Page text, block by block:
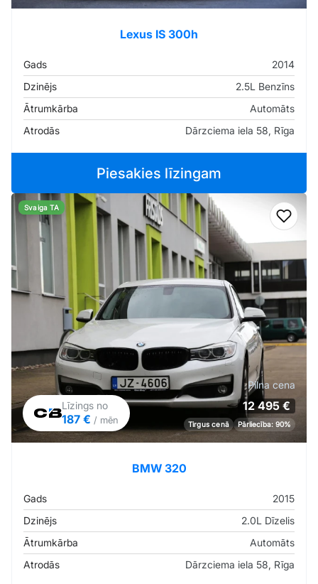
Lexus IS 300h
Gads
2014
Dzinējs
2.5L Benzīns
Ātrumkārba
Automāts
Atrodās
Dārzciema iela 58, Rīga
Piesakies līzingam
Svaiga TA
Līzings no
187 € / mēn
Pilna cena
12 495 €
Tirgus cenā Pārliecība: 90%
BMW 320
Gads
2015
Dzinējs
2.0L Dīzelis
Ātrumkārba
Automāts
Atrodās
Dārzciema iela 58, Rīga